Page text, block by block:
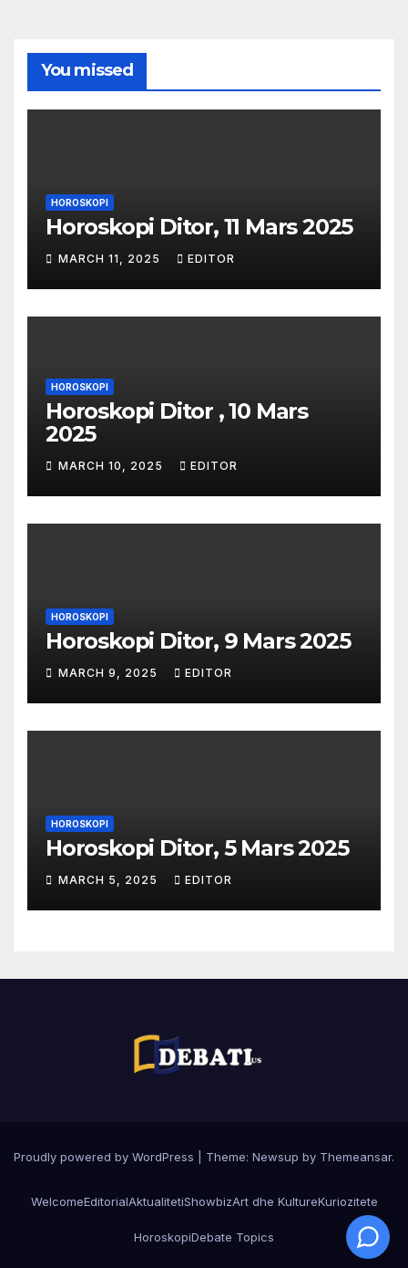
You missed
HOROSKOPI
Horoskopi Ditor, 11 Mars 2025
MARCH 11, 2025 EDITOR
HOROSKOPI
Horoskopi Ditor , 10 Mars
2025
MARCH 10, 2025 EDITOR
HOROSKOPI
Horoskopi Ditor, 9 Mars 2025
MARCH 9, 2025 EDITOR
HOROSKOPI
Horoskopi Ditor, 5 Mars 2025
MARCH 5, 2025 EDITOR
Proudly powered by WordPress Theme: Newsup by Themeansar.
WelcomeEditorialAktualitetiShowbizArt dhe KultureKuriozitete
HoroskopiDebate Topics